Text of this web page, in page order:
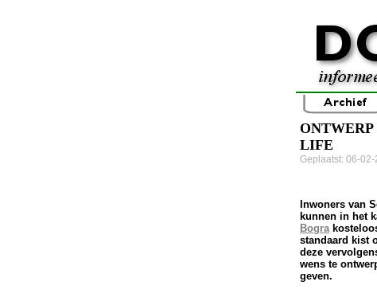
LIFE
Geplaatst: 06-02-
Inwoners van
kunnen in het
Bogra
standaard kist
deze
wens te
geven.